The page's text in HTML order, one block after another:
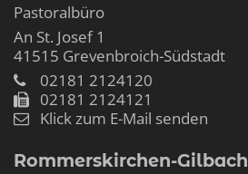
Pastoralbüro
An St. Josef 1
41515 Grevenbroich-Südstadt
02181 2124120
02181 2124121
Klick zum E-Mail senden
Rommerskirchen-Gilbach